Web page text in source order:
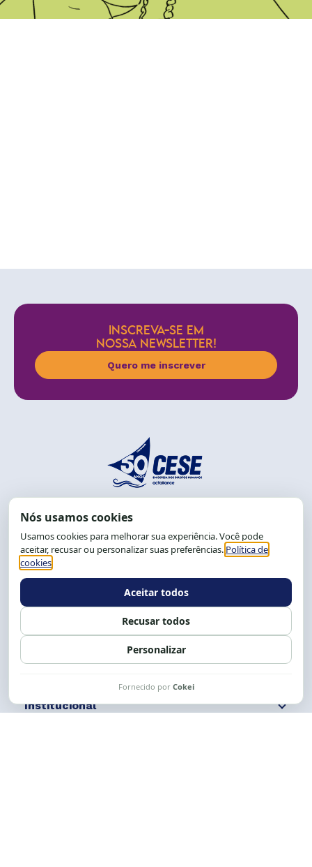
INSCREVA-SE EM
NOSSA NEWSLETTER!
Quero me inscrever
End.: R. da Graça, 150. Graça
CEP: 40.150-055
Salvador-BA, Brasil.
Tel.: (71) 2104-5457, Cel.: (71) 9 9239-2104 ou 2105
Expediente: 8h às 12h e 13 às 17h.
Siga nossas redes Fale conosco
Institucional